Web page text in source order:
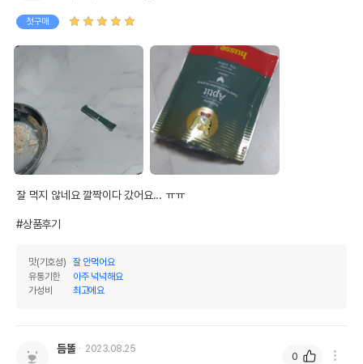
첫구매
잘 먹지 않네요 깔짝이다 갔어요... ㅠㅠ
#상품후기
맛(기호성)
잘 안먹어요
유통기한
아주 넉넉해요
가성비
최고에요
듬똘 2023.08.25
0